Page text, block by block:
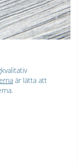
är lätta att